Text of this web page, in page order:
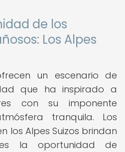
de los
Los Alpes
un escenario de
que ha inspirado a
con su imponente
tranquila. Los
los Alpes Suizos brindan
la oportunidad de